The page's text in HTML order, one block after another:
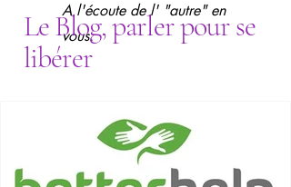
A l'écoute de l' "autre" en
vous.
Le Blog, parler pour se
libérer